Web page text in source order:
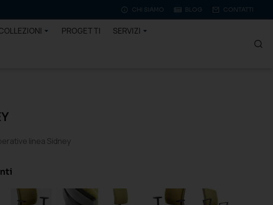
CHI SIAMO BLOG CONTATTI
PROGETTI SERVIZI
linea Sidney